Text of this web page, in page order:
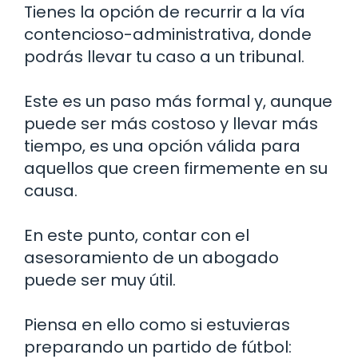
Tienes la opción de recurrir a la vía
contencioso-administrativa, donde
podrás llevar tu caso a un tribunal.
Este es un paso más formal y, aunque
puede ser más costoso y llevar más
tiempo, es una opción válida para
aquellos que creen firmemente en su
causa.
En este punto, contar con el
asesoramiento de un abogado
puede ser muy útil.
Piensa en ello como si estuvieras
preparando un partido de fútbol: